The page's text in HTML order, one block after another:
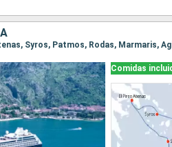
Syros, Patmos, Rodas, Marmaris,
Comidas